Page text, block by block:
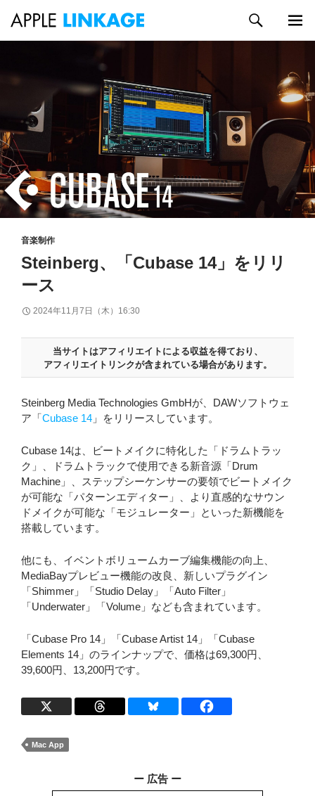
ス
キ
ッ
プ
索
ー
音楽制作
Steinberg、「Cubase 14」をリリ
ース
2024年11月7日（木）16:30
当サイトはアフィリエイトによる収益を得ており、
アフィリエイトリンクが含まれている場合があります。
Steinberg Media Technologies GmbHが、DAWソフトウェ
ア「Cubase 14 」をリリースしています。
Cubase 14は、ビートメイクに特化した「ドラムトラッ
ク」、ドラムトラックで使用できる新音源「Drum
Machine」、ステップシーケンサーの要領でビートメイク
が可能な「パターンエディター」、より直感的なサウン
ドメイクが可能な「モジュレーター」といった新機能を
搭載しています。
他にも、イベントボリュームカーブ編集機能の向上、
MediaBayプレビュー機能の改良、新しいプラグイン
「Shimmer」「Studio Delay」「Auto Filter」
「Underwater」「Volume」なども含まれています。
「Cubase Pro 14」「Cubase Artist 14」「Cubase
Elements 14」のラインナップで、価格は69,300円、
39,600円、13,200円です。
Mac App
ー 広告 ー